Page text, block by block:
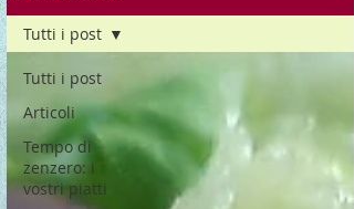
Tutti i post
Articoli
Tempo di
zenzero: i
vostri piatti
Tutti i post